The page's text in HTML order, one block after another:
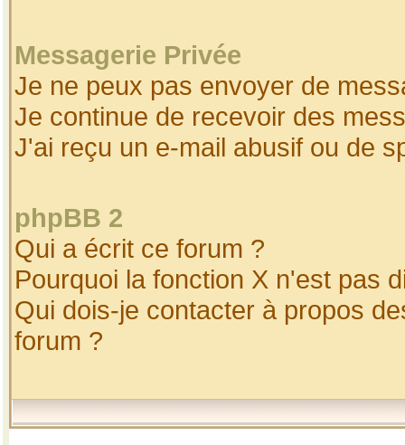
Messagerie Privée
Je ne peux pas envoyer de
Je continue de recevoir des
J'ai reçu un e-mail abusif ou de
phpBB 2
Qui a écrit ce forum ?
Pourquoi la fonction X n'est pas
Qui dois-je contacter à propos
forum ?